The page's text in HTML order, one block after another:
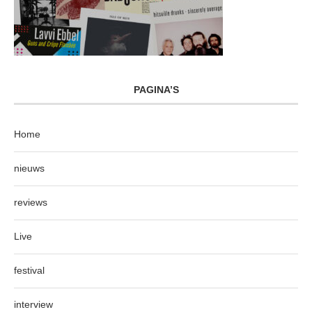
PAGINA’S
Home
nieuws
reviews
Live
festival
interview